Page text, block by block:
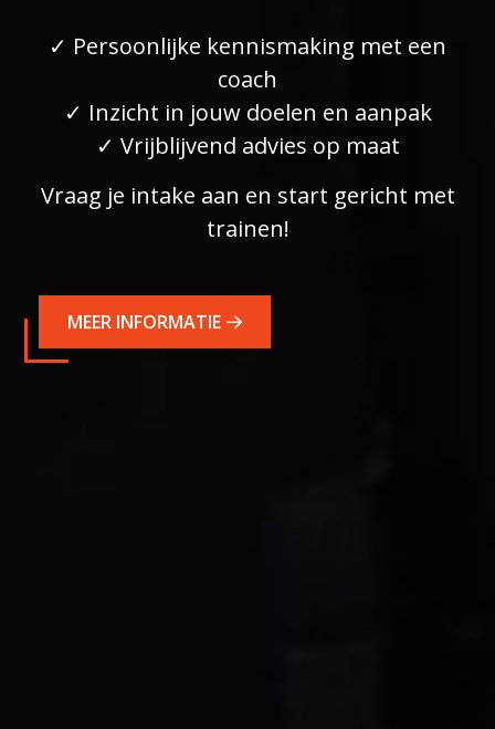
✓ Persoonlijke kennismaking met een
coach
✓ Inzicht in jouw doelen en aanpak
✓ Vrijblijvend advies op maat
Vraag je intake aan en start gericht met
trainen!
MEER INFORMATIE